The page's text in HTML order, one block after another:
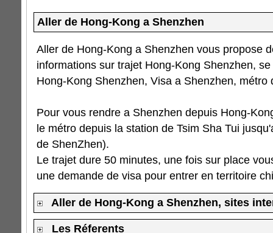
Aller de Hong-Kong a Shenzhen
Aller de Hong-Kong a Shenzhen vous propose
informations sur trajet Hong-Kong Shenzhen,
Hong-Kong Shenzhen, Visa a Shenzhen, métro
Pour vous rendre a Shenzhen depuis Hong-
le métro depuis la station de Tsim Sha Tui
de ShenZhen).
Le trajet dure 50 minutes, une fois sur place
une demande de visa pour entrer en territoire
Aller de Hong-Kong a Shenzhen, sites
Les Réferents